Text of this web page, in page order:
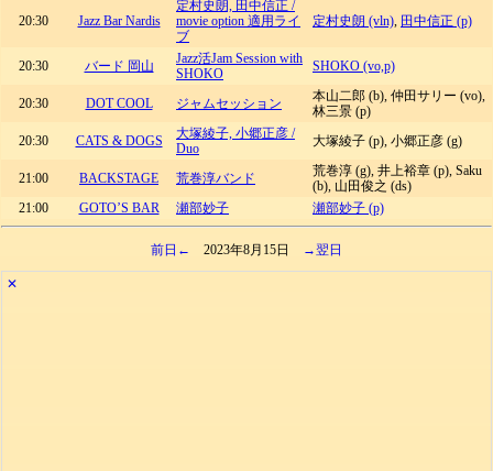
20:30 Jazz Bar Nardis
定村史朗, 田中信正 /
movie option 適用ライ
ブ
定村史朗 (vln), 田中信正 (p)
20:30 バード 岡山
Jazz活Jam Session with
SHOKO
SHOKO (vo,p)
20:30 DOT COOL ジャムセッション
本山二郎 (b), 仲田サリー (vo),
林三景 (p)
20:30
CATS & DOGS
大塚綾子, 小郷正彦 /
Duo
大塚綾子 (p), 小郷正彦 (g)
21:00 BACKSTAGE 荒巻淳バンド
荒巻淳 (g), 井上裕章 (p), Saku
(b), 山田俊之 (ds)
21:00
GOTO’S BAR 瀬部妙子 瀬部妙子 (p)
前日← 2023年8月15日 →翌日
✕